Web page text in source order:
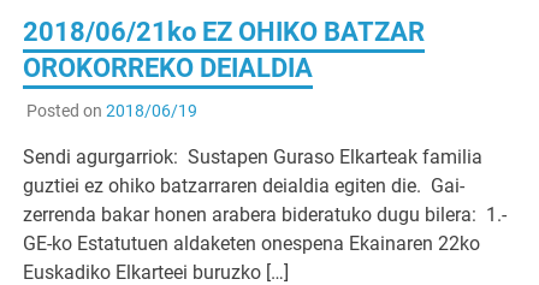
2018/06/21ko EZ OHIKO BATZAR
OROKORREKO DEIALDIA
Posted on 2018/06/19
Sendi agurgarriok: Sustapen Guraso Elkarteak familia
guztiei ez ohiko batzarraren deialdia egiten die. Gai-
zerrenda bakar honen arabera bideratuko dugu bilera: 1.-
GE-ko Estatutuen aldaketen onespena Ekainaren 22ko
Euskadiko Elkarteei buruzko […]